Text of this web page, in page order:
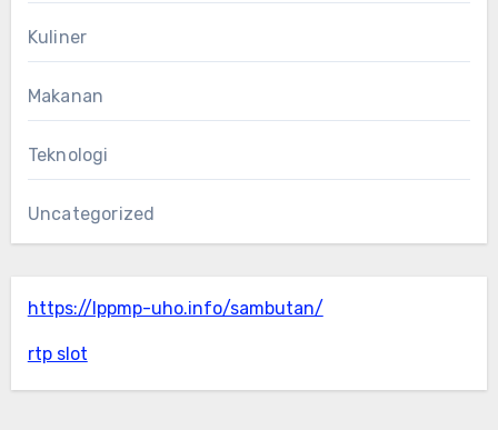
Kuliner
Makanan
Teknologi
Uncategorized
https://lppmp-uho.info/sambutan/
rtp slot